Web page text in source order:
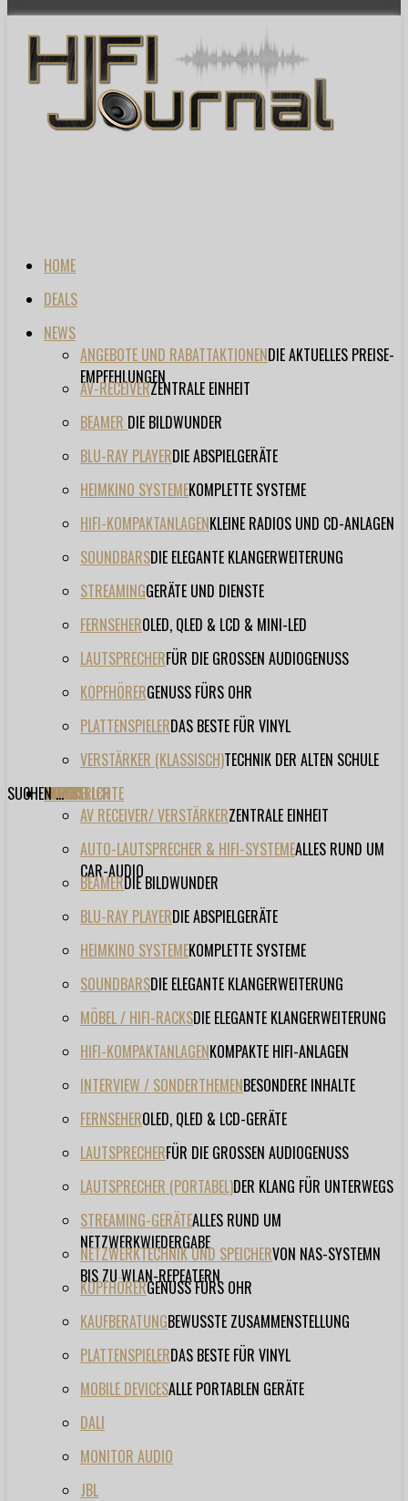
HOME
DEALS
NEWS
ANGEBOTE UND RABATTAKTIONENDIE AKTUELLES PREISE-
EMPFEHLUNGEN
AV-RECEIVERZENTRALE EINHEIT
BEAMER DIE BILDWUNDER
BLU-RAY PLAYERDIE ABSPIELGERÄTE
HEIMKINO SYSTEMEKOMPLETTE SYSTEME
HIFI-KOMPAKTANLAGENKLEINE RADIOS UND CD-ANLAGEN
SOUNDBARSDIE ELEGANTE KLANGERWEITERUNG
STREAMINGGERÄTE UND DIENSTE
FERNSEHEROLED, QLED & LCD & MINI-LED
LAUTSPRECHERFÜR DIE GROSSEN AUDIOGENUSS
KOPFHÖRERGENUSS FÜRS OHR
PLATTENSPIELERDAS BESTE FÜR VINYL
VERSTÄRKER (KLASSISCH)TECHNIK DER ALTEN SCHULE
TESTBERICHTE
AV RECEIVER/ VERSTÄRKERZENTRALE EINHEIT
AUTO-LAUTSPRECHER & HIFI-SYSTEMEALLES RUND UM
CAR-AUDIO
BEAMERDIE BILDWUNDER
BLU-RAY PLAYERDIE ABSPIELGERÄTE
HEIMKINO SYSTEMEKOMPLETTE SYSTEME
SOUNDBARSDIE ELEGANTE KLANGERWEITERUNG
MÖBEL / HIFI-RACKSDIE ELEGANTE KLANGERWEITERUNG
HIFI-KOMPAKTANLAGENKOMPAKTE HIFI-ANLAGEN
INTERVIEW / SONDERTHEMENBESONDERE INHALTE
FERNSEHEROLED, QLED & LCD-GERÄTE
LAUTSPRECHERFÜR DIE GROSSEN AUDIOGENUSS
LAUTSPRECHER (PORTABEL)DER KLANG FÜR UNTERWEGS
STREAMING-GERÄTEALLES RUND UM
NETZWERKWIEDERGABE
NETZWERKTECHNIK UND SPEICHERVON NAS-SYSTEMN
BIS ZU WLAN-REPEATERN
KOPFHÖRERGENUSS FÜRS OHR
KAUFBERATUNGBEWUSSTE ZUSAMMENSTELLUNG
PLATTENSPIELERDAS BESTE FÜR VINYL
MOBILE DEVICESALLE PORTABLEN GERÄTE
FORUM
FILME
VIDEOS
HERSTELLER
DALI
MONITOR AUDIO
JBL
EVENT
SUCHEN ...